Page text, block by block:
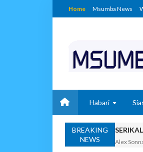
Home Msumba News
Habari
BREAKING
NEWS
Alex